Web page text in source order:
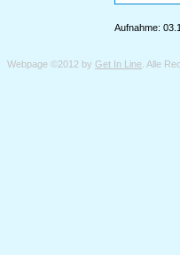
Aufnahme:
Webpage ©2012 by Get In Line . Alle